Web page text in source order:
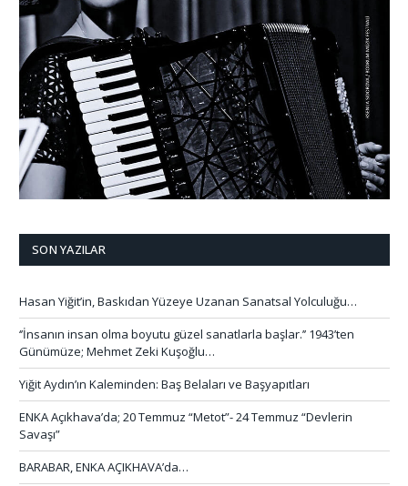
SON YAZILAR
Hasan Yiğit’in, Baskıdan Yüzeye Uzanan Sanatsal Yolculuğu…
‘’İnsanın insan olma boyutu güzel sanatlarla başlar.’’ 1943’ten
Günümüze; Mehmet Zeki Kuşoğlu…
Yiğit Aydın’ın Kaleminden: Baş Belaları ve Başyapıtları
ENKA Açıkhava’da; 20 Temmuz “Metot”- 24 Temmuz “Devlerin
Savaşı”
BARABAR, ENKA AÇIKHAVA’da…